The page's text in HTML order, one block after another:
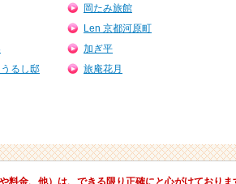
岡たみ旅館
Len 京都河原町
加ぎ平
るし邸
旅庵花月
料金、他）は、できる限り正確にと心がけており